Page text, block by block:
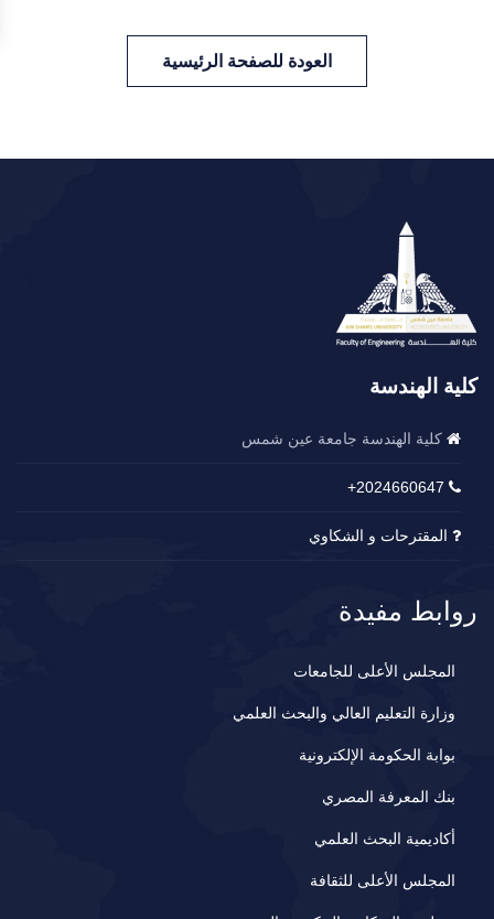
العودة للصفحة الرئيسية
كلية الهندسة
كلية الهندسة جامعة عين شمس
2024660647+
المقترحات و الشكاوي
روابط مفيدة
المجلس الأعلى للجامعات
وزارة التعليم العالي والبحث العلمي
بوابة الحكومة الإلكترونية
بنك المعرفة المصري
أكاديمية البحث العلمي
المجلس الأعلى للثقافة